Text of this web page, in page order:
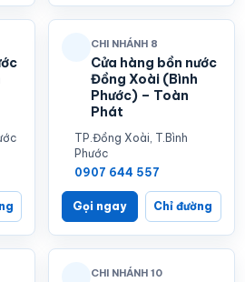
CHI NHÁNH 8
Cửa hàng bồn nước
Đồng Xoài (Bình
Phước) – Toàn
Phát
TP.Đồng Xoài, T.Bình
Phước
0907 644 557
Gọi ngay Chỉ đường
CHI NHÁNH 10